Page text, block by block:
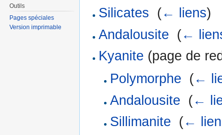
Silicates (← liens)
Andalousite (←
Kyanite (page de
Polymorphe (←
Andalousite (←
Sillimanite (←
Outils
Pages spéciales
Version imprimable